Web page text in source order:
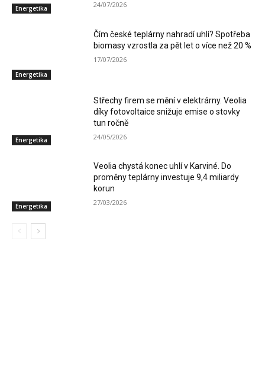
Energetika 24/07/2026
Energetika
Čím české teplárny nahradí uhlí? Spotřeba
biomasy vzrostla za pět let o více než 20 %
17/07/2026
Energetika
Střechy firem se mění v elektrárny. Veolia
díky fotovoltaice snižuje emise o stovky
tun ročně
24/05/2026
Energetika
Veolia chystá konec uhlí v Karviné. Do
proměny teplárny investuje 9,4 miliardy
korun
27/03/2026